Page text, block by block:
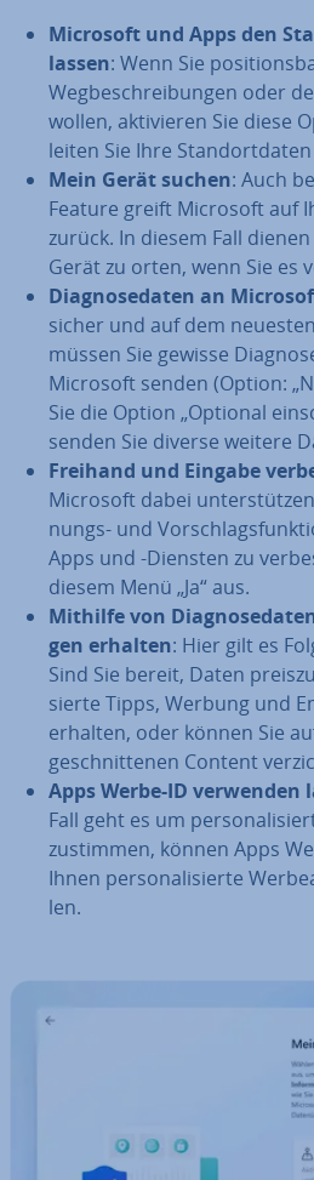
Microsoft und Apps den
lassen: Wenn Sie
Weg­be­schrei­bun­gen oder
wollen, ak­ti­vie­ren Sie diese
leiten Sie Ihre
Mein Gerät suchen: Auch
Feature greift Microsoft auf
zurück. In diesem Fall
Gerät zu orten, wenn Sie es
Dia­gno­se­da­ten an
sicher und auf dem
müssen Sie gewisse
Microsoft senden (Option:
Sie die Option „Optional
senden Sie diverse weitere
Freihand und Eingabe
Microsoft dabei
nungs- und
Apps und -Diensten zu
diesem Menü „Ja“ aus.
Mithilfe von
gen erhalten: Hier gilt es
Sind Sie bereit, Daten
sier­te Tipps, Werbung und
erhalten, oder können Sie
ge­schnit­te­nen Content
Apps Werbe-ID verwenden
Fall geht es um
zustimmen, können Apps
Ihnen per­so­na­li­sier­te
len.